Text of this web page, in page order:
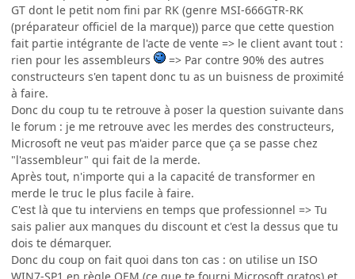
GT dont le petit nom fini par RK (genre MSI-666GTR-RK
(préparateur officiel de la marque)) parce que cette question
fait partie intégrante de l'acte de vente => le client avant tout :
rien pour les assembleurs
=> Par contre 90% des autres
constructeurs s'en tapent donc tu as un buisness de proximité
à faire.
Donc du coup tu te retrouve à poser la question suivante dans
le forum : je me retrouve avec les merdes des constructeurs,
Microsoft ne veut pas m'aider parce que ça se passe chez
"l'assembleur" qui fait de la merde.
Après tout, n'importe qui a la capacité de transformer en
merde le truc le plus facile à faire.
C'est là que tu interviens en temps que professionnel => Tu
sais palier aux manques du discount et c'est la dessus que tu
dois te démarquer.
Donc du coup on fait quoi dans ton cas : on utilise un ISO
WIN7-SP1 en règle OEM (ce que te fourni Microsoft gratos) et